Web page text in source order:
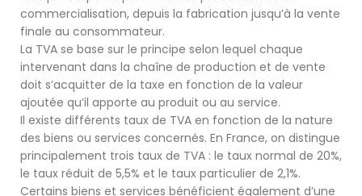
commercialisation, depuis la fabrication jusqu’à la vente
finale au consommateur.
La TVA se base sur le principe selon lequel chaque
intervenant dans la chaîne de production et de vente
doit s’acquitter de la taxe en fonction de la valeur
ajoutée qu’il apporte au produit ou au service.
Il existe différents taux de TVA en fonction de la nature
des biens ou services concernés. En France, on distingue
principalement trois taux de TVA : le taux normal de 20%,
le taux réduit de 5,5% et le taux particulier de 2,1%.
Certains biens et services bénéficient également d’une